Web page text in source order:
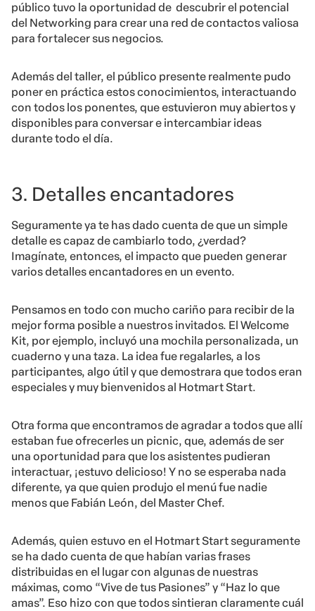
público tuvo la oportunidad de descubrir el potencial
del Networking para crear una red de contactos valiosa
para fortalecer sus negocios.
Además del taller, el público presente realmente pudo
poner en práctica estos conocimientos, interactuando
con todos los ponentes, que estuvieron muy abiertos y
disponibles para conversar e intercambiar ideas
durante todo el día.
3. Detalles encantadores
Seguramente ya te has dado cuenta de que un simple
detalle es capaz de cambiarlo todo, ¿verdad?
Imagínate, entonces, el impacto que pueden generar
varios detalles encantadores en un evento.
Pensamos en todo con mucho cariño para recibir de la
mejor forma posible a nuestros invitados. El Welcome
Kit, por ejemplo, incluyó una mochila personalizada, un
cuaderno y una taza. La idea fue regalarles, a los
participantes, algo útil y que demostrara que todos eran
especiales y muy bienvenidos al Hotmart Start.
Otra forma que encontramos de agradar a todos que allí
estaban fue ofrecerles un picnic, que, además de ser
una oportunidad para que los asistentes pudieran
interactuar, ¡estuvo delicioso! Y no se esperaba nada
diferente, ya que quien produjo el menú fue nadie
menos que Fabián León, del Master Chef.
Además, quien estuvo en el Hotmart Start seguramente
se ha dado cuenta de que habían varias frases
distribuidas en el lugar con algunas de nuestras
máximas, como “Vive de tus Pasiones” y “Haz lo que
amas”. Eso hizo con que todos sintieran claramente cuál